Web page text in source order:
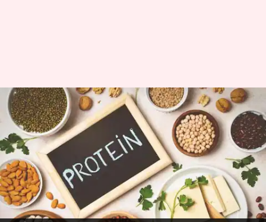
మొక్కల నుండి వచ్చే ప్రోటీన్లు మీ
శరీరానికి అందాలంటే ఎలాంటి
ఆహారాలు తీసుకోవాలో
తెలుసుకోండి.
వ్రాసిన వారు Sriram Pranateja Apr 26, 2023 11:45 am
ఈ వార్తాకథనం ఏంటి